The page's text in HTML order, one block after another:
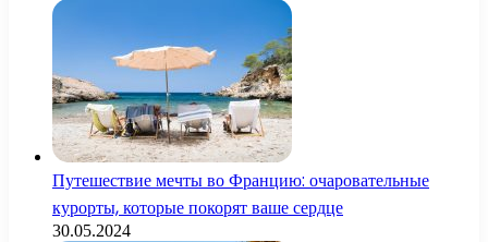
Путешествие мечты во Францию: очаровательные
курорты, которые покорят ваше сердце
30.05.2024